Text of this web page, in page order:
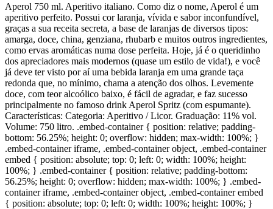
Aperol 750 ml. Aperitivo italiano. Como diz o nome, Aperol é um
aperitivo perfeito. Possui cor laranja, vívida e sabor inconfundível,
graças a sua receita secreta, a base de laranjas de diversos tipos:
amarga, doce, china, genziana, rhubarb e muitos outros ingredientes,
como ervas aromáticas numa dose perfeita. Hoje, já é o queridinho
dos apreciadores mais modernos (quase um estilo de vida!), e você
já deve ter visto por aí uma bebida laranja em uma grande taça
redonda que, no mínimo, chama a atenção dos olhos. Levemente
doce, com teor alcoólico baixo, é fácil de agradar, e faz sucesso
principalmente no famoso drink Aperol Spritz (com espumante).
Características: Categoria: Aperitivo / Licor. Graduação: 11% vol.
Volume: 750 litro. .embed-container { position: relative; padding-
bottom: 56.25%; height: 0; overflow: hidden; max-width: 100%; }
.embed-container iframe, .embed-container object, .embed-container
embed { position: absolute; top: 0; left: 0; width: 100%; height:
100%; } .embed-container { position: relative; padding-bottom:
56.25%; height: 0; overflow: hidden; max-width: 100%; } .embed-
container iframe, .embed-container object, .embed-container embed
{ position: absolute; top: 0; left: 0; width: 100%; height: 100%; }